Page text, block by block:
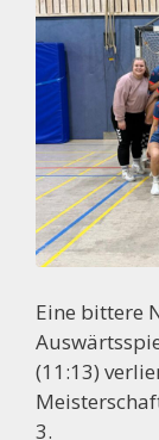
Eine bittere
(11:13)
3.